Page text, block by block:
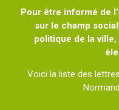
Pour être informé de
sur le champ
politique de la
Voici la liste des